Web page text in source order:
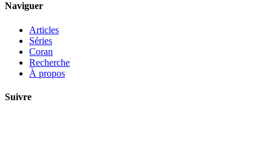
Naviguer
Articles
Séries
Coran
Recherche
À propos
Suivre